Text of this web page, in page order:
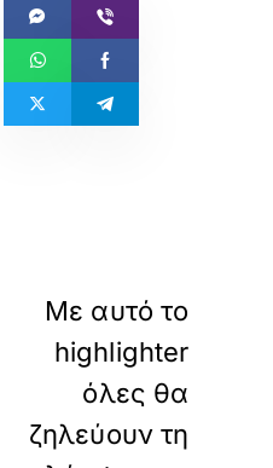
Με αυτό το
highlighter
όλες θα
ζηλεύουν τη